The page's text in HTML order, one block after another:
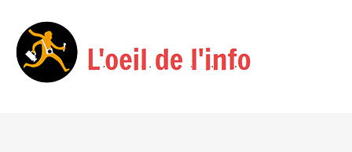
Skip
to